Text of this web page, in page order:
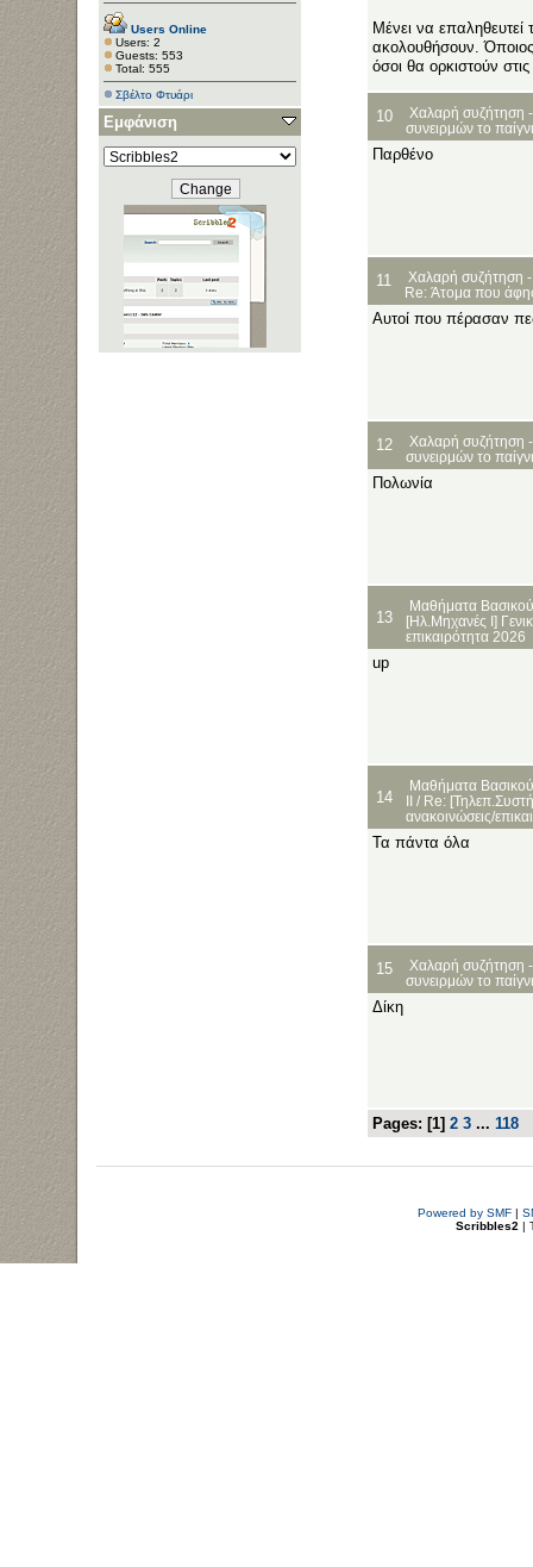
Users Online
Users: 2
Guests: 553
Total: 555
Σβέλτο Φτυάρι
Εμφάνιση
Μένει να επαληθευτεί
ακολουθήσουν. Όποιος
όσοι θα ορκιστούν
10
Χαλαρή συζήτηση
συνειρμών το
Παρθένο
11
Χαλαρή συζήτηση
Re: Άτομα που
Αυτοί που πέρασαν
12
Χαλαρή συζήτηση
συνειρμών το
Πολωνία
13
Μαθήματα
[Ηλ.Μηχανές Ι]
επικαιρότητα 2026
up
14
Μαθήματα
ΙΙ / Re:
ανακοινώσεις/
Τα πάντα όλα
15
Χαλαρή συζήτηση
συνειρμών το
Δίκη
Pages: [1] 2 3 ... 118
Powered by SMF|
Scribbles2 |